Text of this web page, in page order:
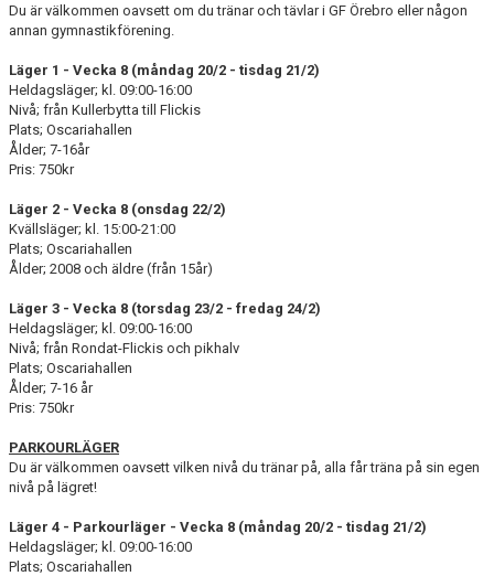
Du är välkommen oavsett om du tränar och tävlar i GF Örebro eller någon
annan gymnastikförening.
Läger 1 - Vecka 8 (måndag 20/2 - tisdag 21/2)
Heldagsläger; kl. 09:00-16:00
Nivå; från Kullerbytta till Flickis
Plats; Oscariahallen
Ålder; 7-16år
Pris: 750kr
Läger 2 - Vecka 8 (onsdag 22/2)
Kvällsläger; kl. 15:00-21:00
Plats; Oscariahallen
Ålder; 2008 och äldre (från 15år)
Läger 3 - Vecka 8 (torsdag 23/2 - fredag 24/2)
Heldagsläger; kl. 09:00-16:00
Nivå; från Rondat-Flickis och pikhalv
Plats; Oscariahallen
Ålder; 7-16 år
Pris: 750kr
PARKOURLÄGER
Du är välkommen oavsett vilken nivå du tränar på, alla får träna på sin egen
nivå på lägret!
Läger 4 - Parkourläger - Vecka 8 (måndag 20/2 - tisdag 21/2)
Heldagsläger; kl. 09:00-16:00
Plats; Oscariahallen